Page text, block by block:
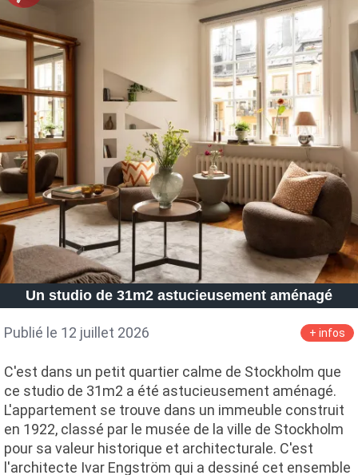
Un studio de 31m2 astucieusement aménagé
Publié le 12 juillet 2026 + infos
C'est dans un petit quartier calme de Stockholm que
ce studio de 31m2 a été astucieusement aménagé.
L'appartement se trouve dans un immeuble construit
en 1922, classé par le musée de la ville de Stockholm
pour sa valeur historique et architecturale. C'est
l'architecte Ivar Engström qui a dessiné cet ensemble